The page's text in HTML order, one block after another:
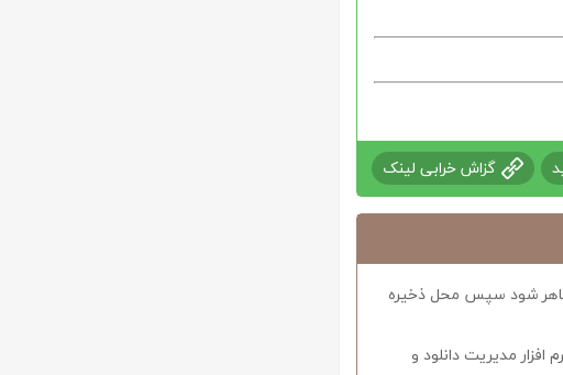
گزاش خرابی لینک
ظاهر شود سپس محل ذخیره
افزار مدیریت دانلود و